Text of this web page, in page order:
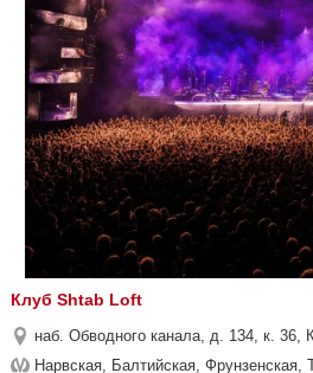
Клуб Shtab Loft
наб. Обводного канала, д. 134, к. 36,
Нарвская, Балтийская, Фрунзенская,